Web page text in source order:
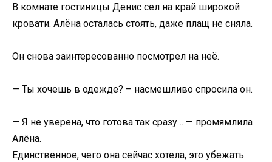
В комнате гостиницы Денис сел на край широкой
кровати. Алёна осталась стоять, даже плащ не сняла.
Он снова заинтересованно посмотрел на неё.
— Ты хочешь в одежде? – насмешливо спросила он.
— Я не уверена, что готова так сразу… — промямлила
Алёна.
Единственное, чего она сейчас хотела, это убежать.